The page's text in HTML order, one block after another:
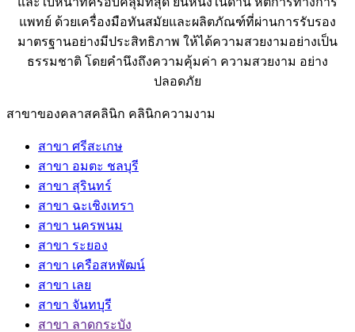
แพทย์ ด้วยเครื่องมือทันสมัยและผลิตภัณฑ์ที่ผ่านการรับรอง
มาตรฐานอย่างมีประสิทธิภาพ ให้ได้ความสวยงามอย่างเป็น
ธรรมชาติ โดยคำนึงถึงความคุ้มค่า ความสวยงาม อย่าง
ปลอดภัย
สาขาของคลาสคลินิก คลินิกความงาม
สาขา ศรีสะเกษ
สาขา อมตะ ชลบุรี
สาขา สุรินทร์
สาขา ฉะเชิงเทรา
สาขา นครพนม
สาขา ระยอง
สาขา เครือสหพัฒน์
สาขา เลย
สาขา จันทบุรี
สาขา ลาดกระบัง